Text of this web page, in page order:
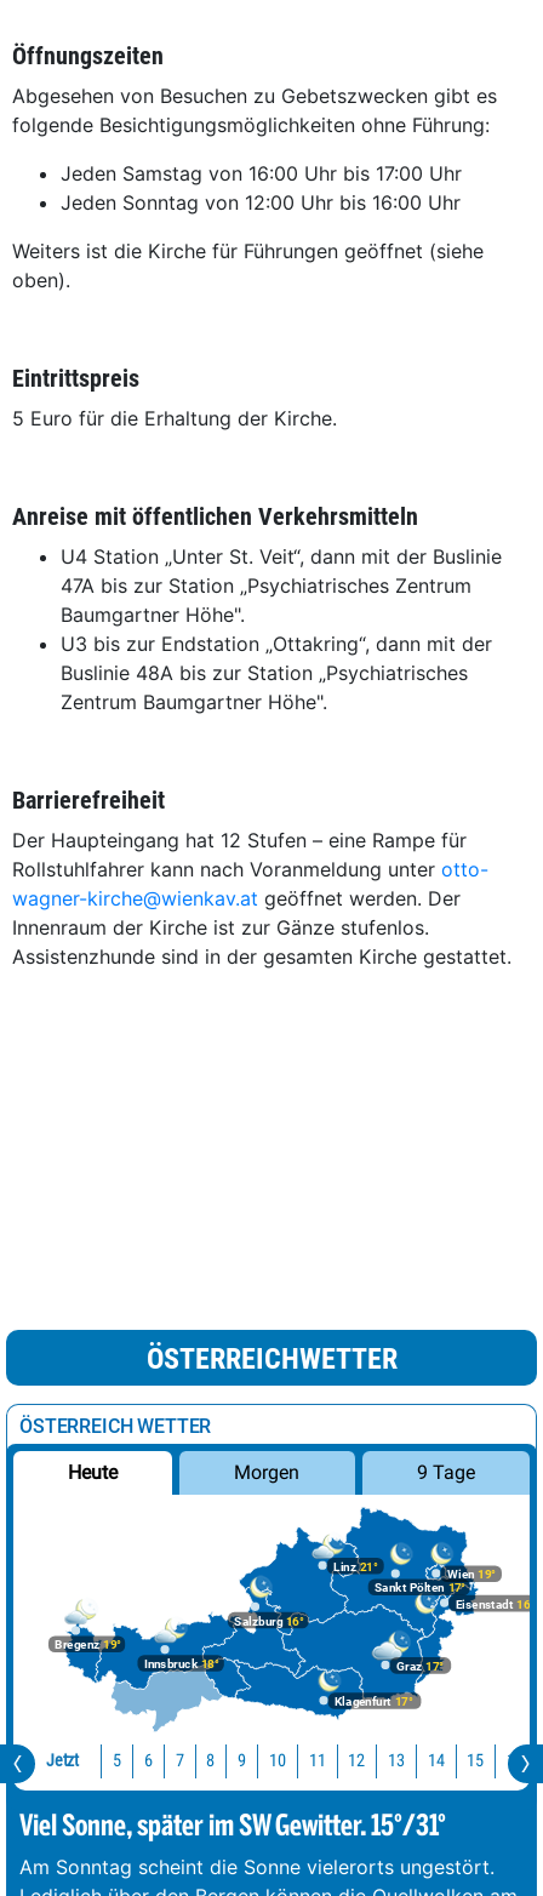
Öffnungszeiten
Abgesehen von Besuchen zu Gebetszwecken gibt es
folgende Besichtigungsmöglichkeiten ohne Führung:
Jeden Samstag von 16:00 Uhr bis 17:00 Uhr
Jeden Sonntag von 12:00 Uhr bis 16:00 Uhr
Weiters ist die Kirche für Führungen geöffnet (siehe
oben).
Eintrittspreis
5 Euro für die Erhaltung der Kirche.
Anreise mit öffentlichen Verkehrsmitteln
U4 Station „Unter St. Veit“, dann mit der Buslinie
47A bis zur Station „Psychiatrisches Zentrum
Baumgartner Höhe".
U3 bis zur Endstation „Ottakring“, dann mit der
Buslinie 48A bis zur Station „Psychiatrisches
Zentrum Baumgartner Höhe".
Barrierefreiheit
Der Haupteingang hat 12 Stufen – eine Rampe für
Rollstuhlfahrer kann nach Voranmeldung unter otto-
wagner-kirche@wienkav.at geöffnet werden. Der
Innenraum der Kirche ist zur Gänze stufenlos.
Assistenzhunde sind in der gesamten Kirche gestattet.
ÖSTERREICHWETTER
ÖSTERREICH WETTER
Heute Morgen 9 Tage
Bregenz19°
Graz17°
Innsbruck18°
Klagenfurt 17°
Linz21°
Salzburg16°
Wien 19°
Eisenstadt 16°
Sankt Pölten 17°
Jetzt 5 6 7 8 9 10 11 12 13 14 15 16
Viel Sonne, später im SW Gewitter. 15°/31°
Am Sonntag scheint die Sonne vielerorts ungestört.